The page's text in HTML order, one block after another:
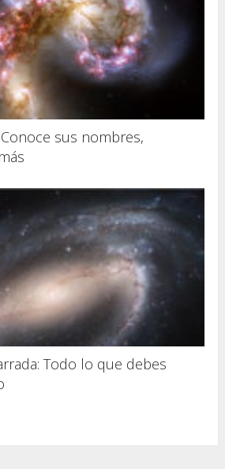
sus nombres,
Todo lo que debes